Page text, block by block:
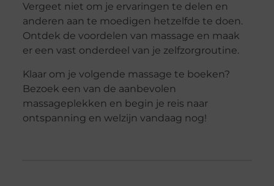
Vergeet niet om je ervaringen te delen en
anderen aan te moedigen hetzelfde te doen.
Ontdek de voordelen van massage en maak
er een vast onderdeel van je zelfzorgroutine.
Klaar om je volgende massage te boeken?
Bezoek een van de aanbevolen
massageplekken en begin je reis naar
ontspanning en welzijn vandaag nog!